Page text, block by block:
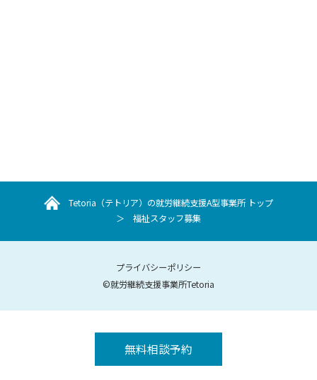
無料相談予約
Tetoria（テトリア）の就労継続支援A型事業所 トップ
＞
福祉スタッフ募集
プライバシーポリシー
©就労継続支援事業所Tetoria